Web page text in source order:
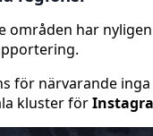
områden har
för närvarande
kluster för